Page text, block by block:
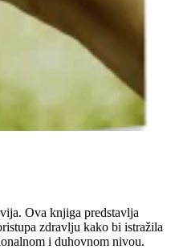
Ova knjiga predstavlja
zdravlju kako bi istražila
i duhovnom nivou.